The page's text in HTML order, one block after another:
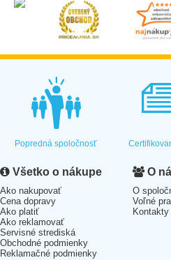
Popredná spoločnosť
Všetko o nákupe
Ako nakupovať
Cena dopravy
Ako platiť
Ako reklamovať
Servisné strediská
Obchodné podmienky
Reklamačné podmienky
O
O
Voľné
Kontakty